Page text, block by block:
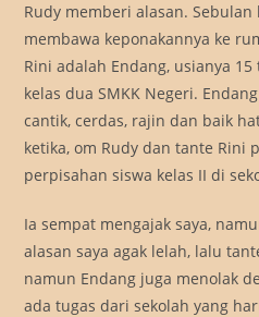
Rudy memberi alasan.
membawa keponakannya ke
Rini adalah Endang, usianya
kelas dua SMKK Negeri.
cantik, cerdas, rajin dan baik
ketika, om Rudy dan tante Rini
perpisahan siswa kelas II di
Ia sempat mengajak saya,
alasan saya agak lelah, lalu
namun Endang juga menolak
ada tugas dari sekolah yang